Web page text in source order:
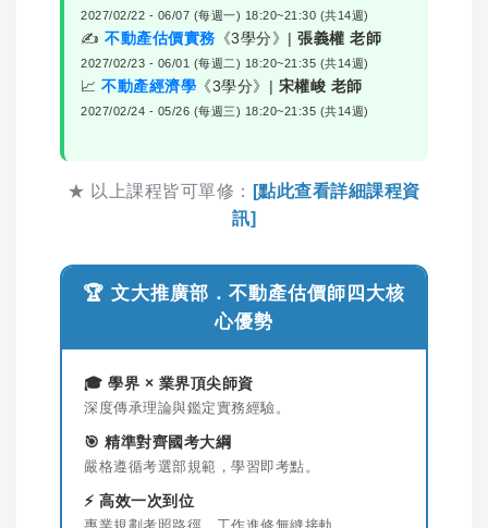
2027/02/22 - 06/07 (每週一) 18:20~21:30 (共14週)
✍️ 不動產估價實務 《3學分》| 張義權 老師
2027/02/23 - 06/01 (每週二) 18:20~21:35 (共14週)
📈 不動產經濟學 《3學分》| 宋權峻 老師
2027/02/24 - 05/26 (每週三) 18:20~21:35 (共14週)
★ 以上課程皆可單修：
[點此查看詳細課程資
訊]
🏆 文大推廣部．不動產估價師四大核
心優勢
🎓 學界 × 業界頂尖師資
深度傳承理論與鑑定實務經驗。
🎯 精準對齊國考大綱
嚴格遵循考選部規範，學習即考點。
⚡ 高效一次到位